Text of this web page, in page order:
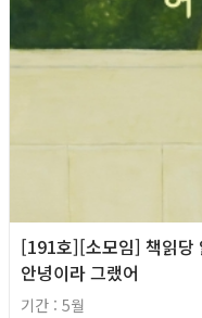
[191호][소모임] 책읽당
안녕이라 그랬어
기간 : 5월